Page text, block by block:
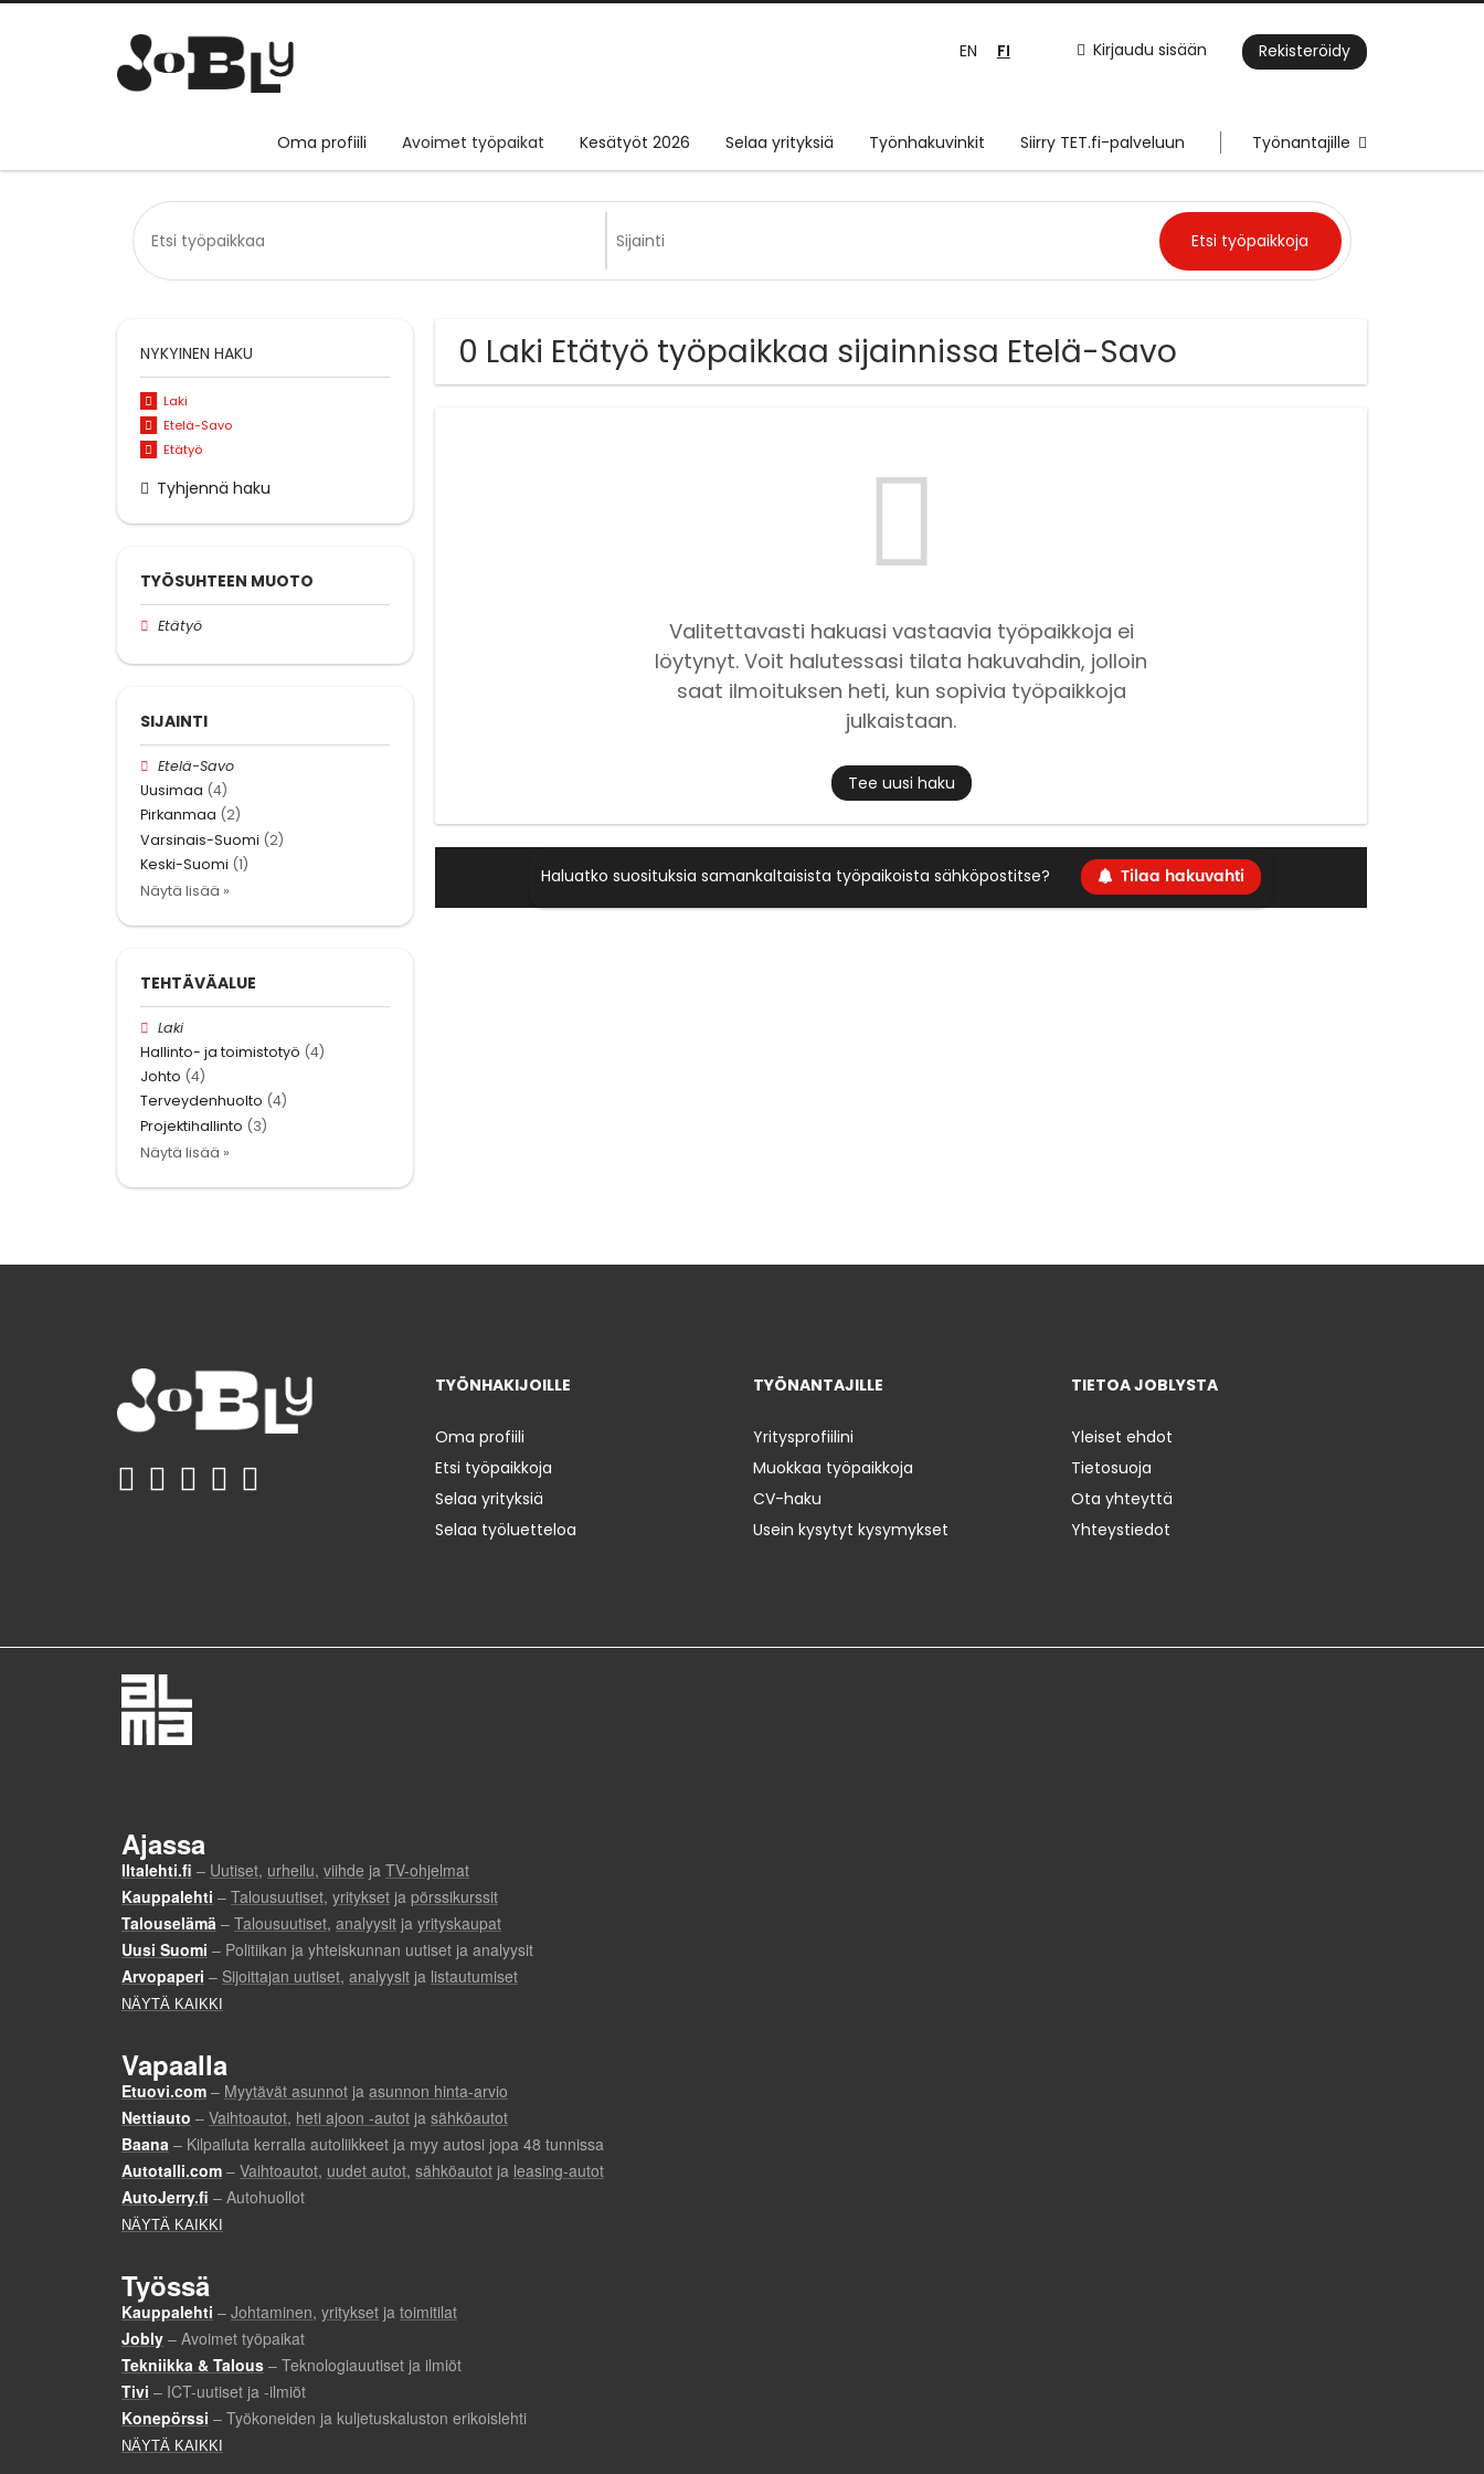
Kirjaudu sisään Rekisteröidy
EN FI
Oma profiili Avoimet työpaikat Kesätyöt 2026 Selaa yrityksiä Työnhakuvinkit Siirry TET.fi-palveluun Työnantajille
0 Laki Etätyö työpaikkaa sijainnissa Etelä-Savo
Valitettavasti hakuasi vastaavia työpaikkoja ei
löytynyt. Voit halutessasi tilata hakuvahdin, jolloin
saat ilmoituksen heti, kun sopivia työpaikkoja
julkaistaan.
Tee uusi haku
Haluatko suosituksia samankaltaisista työpaikoista sähköpostitse? Tilaa hakuvahti
NYKYINEN HAKU
Laki
Etelä-Savo
Etätyö
Tyhjennä haku
TYÖSUHTEEN MUOTO
Etätyö
SIJAINTI
Etelä-Savo
Uusimaa (4)
Pirkanmaa (2)
Varsinais-Suomi (2)
Keski-Suomi (1)
Näytä lisää »
TEHTÄVÄALUE
Laki
Hallinto- ja toimistotyö (4)
Johto (4)
Terveydenhuolto (4)
Projektihallinto (3)
Näytä lisää »
TYÖNHAKIJOILLE
Oma profiili
Etsi työpaikkoja
Selaa yrityksiä
Selaa työluetteloa
TYÖNANTAJILLE
Yritysprofiilini
Muokkaa työpaikkoja
CV-haku
Usein kysytyt kysymykset
TIETOA JOBLYSTA
Yleiset ehdot
Tietosuoja
Ota yhteyttä
Yhteystiedot